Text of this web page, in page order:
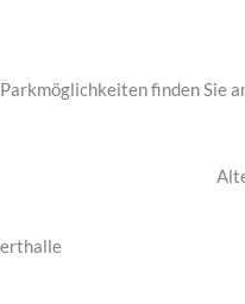
Parkmöglichkeiten finden Sie